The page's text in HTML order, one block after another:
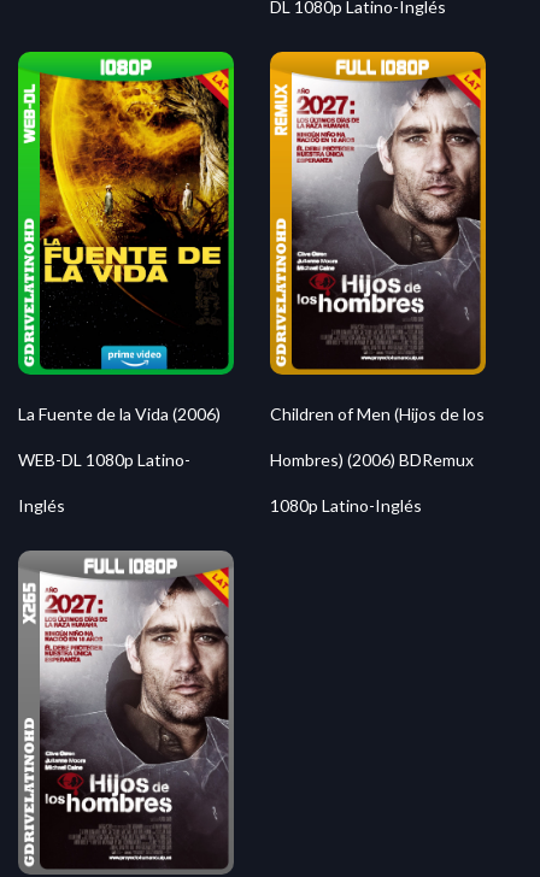
DL 1080p Latino-Inglés
La Fuente de la Vida (2006)
WEB-DL 1080p Latino-
Inglés
Children of Men (Hijos de los
Hombres) (2006) BDRemux
1080p Latino-Inglés